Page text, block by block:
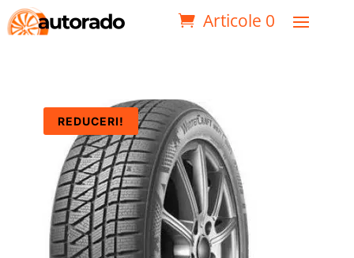
Articole 0
REDUCERI!